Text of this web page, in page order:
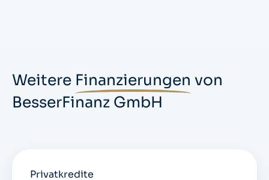
Weitere Finanzierungen von
BesserFinanz GmbH
Privatkredite